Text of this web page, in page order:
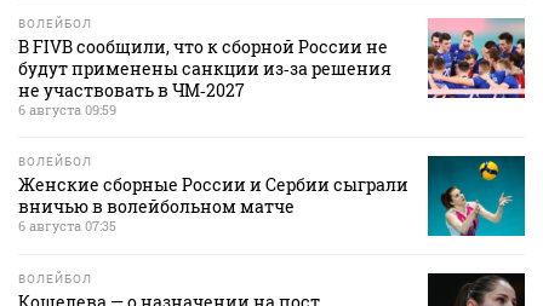
ВОЛЕЙБОЛ
В FIVB сообщили, что к сборной России не
будут применены санкции из‑за решения
не участвовать в ЧМ‑2027
6 августа 09:59
ВОЛЕЙБОЛ
Женские сборные России и Сербии сыграли
вничью в волейбольном матче
6 августа 07:35
ВОЛЕЙБОЛ